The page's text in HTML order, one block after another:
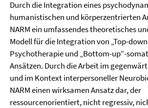
Durch die Integration eines
humanistischen und körperzentrierten
NARM ein umfassendes theoretisches
Modell für die Integration von „Top-
Psychotherapie und „Bottom-up“-
Ansätzen. Durch die Arbeit im
und im Kontext interpersoneller
NARM einen wirksamen Ansatz dar, der
ressourcenorientiert, nicht regressiv,